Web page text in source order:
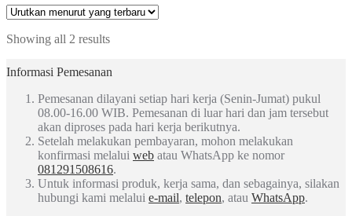
Showing all 2 results
Informasi Pemesanan
Pemesanan dilayani setiap hari kerja (Senin-Jumat) pukul
08.00-16.00 WIB. Pemesanan di luar hari dan jam tersebut
akan diproses pada hari kerja berikutnya.
Setelah melakukan pembayaran, mohon melakukan
konfirmasi melalui web atau WhatsApp ke nomor
081291508616.
Untuk informasi produk, kerja sama, dan sebagainya, silakan
hubungi kami melalui e-mail, telepon, atau WhatsApp.